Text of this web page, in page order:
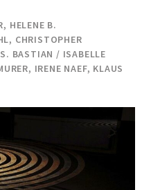
HELENE B.
CHRISTOPHER
BASTIAN / ISABELLE
IRENE NAEF, KLAUS